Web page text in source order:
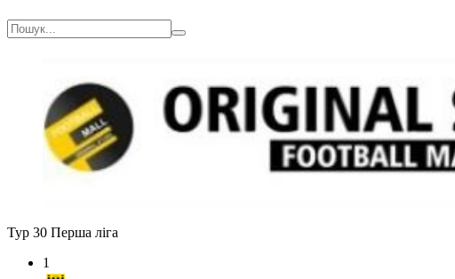
Тур 30 Перша ліга
1